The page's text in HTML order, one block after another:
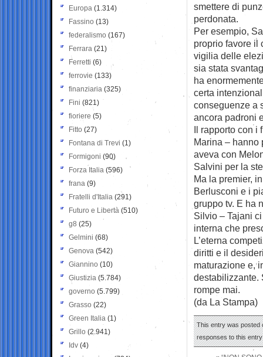
smettere di
perdonata.
Per esempio,
proprio favore il
vigilia delle
sia stata
ha
certa
conseguenze a
ancora padroni
Il rapporto con i
Marina – hanno
aveva con
Salvini per la
Ma la premier,
Berlusconi e i
gruppo tv. E ha
Silvio – Tajani
interna che
L’eterna
diritti e il
maturazione e,
destabilizzante.
rompe mai.
(da La Stampa)
This entry was posted
responses to this
Europa (1.314)
Fassino (13)
federalismo (167)
Ferrara (21)
Ferretti (6)
ferrovie (133)
finanziaria (325)
Fini (821)
fioriere (5)
Fitto (27)
Fontana di Trevi (1)
Formigoni (90)
Forza Italia (596)
frana (9)
Fratelli d'Italia (291)
Futuro e Libertà (510)
g8 (25)
Gelmini (68)
Genova (542)
Giannino (10)
Giustizia (5.784)
governo (5.799)
Grasso (22)
Green Italia (1)
Grillo (2.941)
Idv (4)